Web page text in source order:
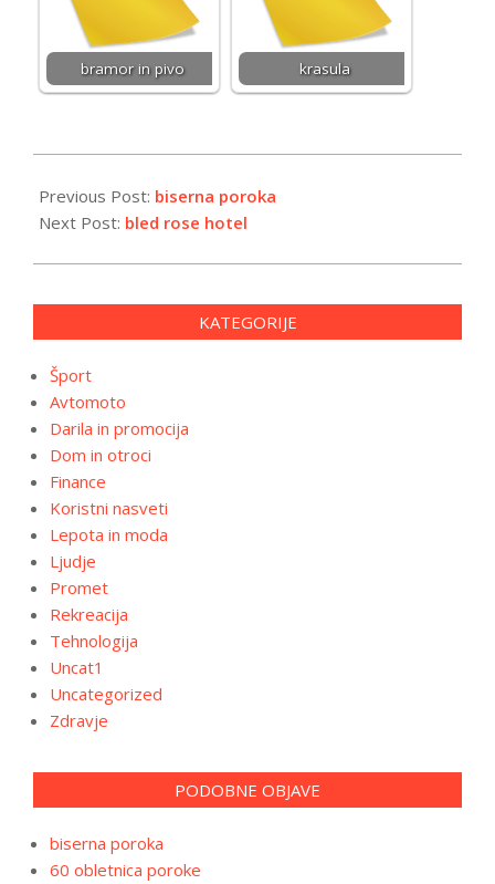
bramor in pivo krasula
04-
15
Previous Post: biserna poroka
Next Post: bled rose hotel
KATEGORIJE
Šport
Avtomoto
Darila in promocija
Dom in otroci
Finance
Koristni nasveti
Lepota in moda
Ljudje
Promet
Rekreacija
Tehnologija
Uncat1
Uncategorized
Zdravje
PODOBNE OBJAVE
biserna poroka
60 obletnica poroke